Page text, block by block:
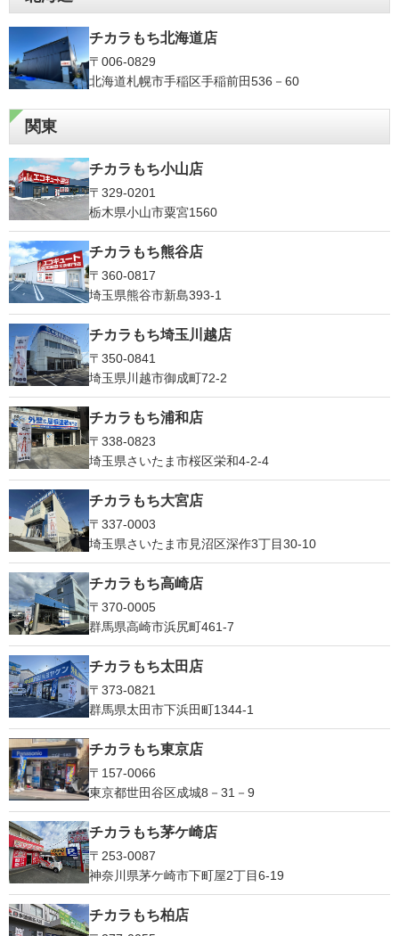
チカラもち北海道店
〒006-0829
北海道札幌市手稲区手稲前田536－60
関東
チカラもち小山店
〒329-0201
栃木県小山市粟宮1560
チカラもち熊谷店
〒360-0817
埼玉県熊谷市新島393-1
チカラもち埼玉川越店
〒350-0841
埼玉県川越市御成町72-2
チカラもち浦和店
〒338-0823
埼玉県さいたま市桜区栄和4-2-4
チカラもち大宮店
〒337-0003
埼玉県さいたま市見沼区深作3丁目30-10
チカラもち高崎店
〒370-0005
群馬県高崎市浜尻町461-7
チカラもち太田店
〒373-0821
群馬県太田市下浜田町1344-1
チカラもち東京店
〒157-0066
東京都世田谷区成城8－31－9
チカラもち茅ケ崎店
〒253-0087
神奈川県茅ケ崎市下町屋2丁目6-19
チカラもち柏店